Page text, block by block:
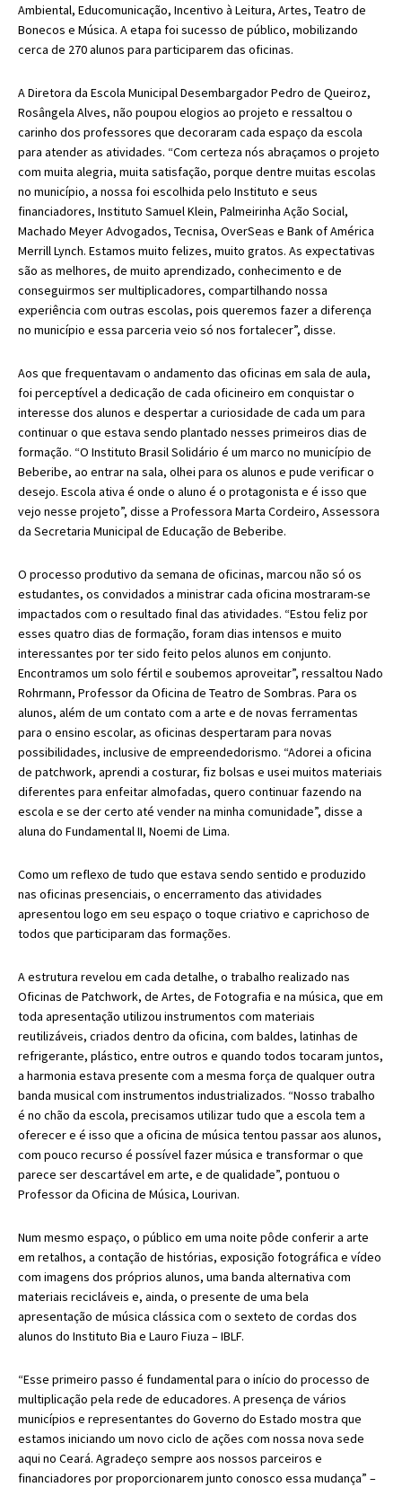
Ambiental, Educomunicação, Incentivo à Leitura, Artes, Teatro de
Bonecos e Música. A etapa foi sucesso de público, mobilizando
cerca de 270 alunos para participarem das oficinas.
A Diretora da Escola Municipal Desembargador Pedro de Queiroz,
Rosângela Alves, não poupou elogios ao projeto e ressaltou o
carinho dos professores que decoraram cada espaço da escola
para atender as atividades. “Com certeza nós abraçamos o projeto
com muita alegria, muita satisfação, porque dentre muitas escolas
no município, a nossa foi escolhida pelo Instituto e seus
financiadores, Instituto Samuel Klein, Palmeirinha Ação Social,
Machado Meyer Advogados, Tecnisa, OverSeas e Bank of América
Merrill Lynch. Estamos muito felizes, muito gratos. As expectativas
são as melhores, de muito aprendizado, conhecimento e de
conseguirmos ser multiplicadores, compartilhando nossa
experiência com outras escolas, pois queremos fazer a diferença
no município e essa parceria veio só nos fortalecer”, disse.
Aos que frequentavam o andamento das oficinas em sala de aula,
foi perceptível a dedicação de cada oficineiro em conquistar o
interesse dos alunos e despertar a curiosidade de cada um para
continuar o que estava sendo plantado nesses primeiros dias de
formação. “O Instituto Brasil Solidário é um marco no município de
Beberibe, ao entrar na sala, olhei para os alunos e pude verificar o
desejo. Escola ativa é onde o aluno é o protagonista e é isso que
vejo nesse projeto”, disse a Professora Marta Cordeiro, Assessora
da Secretaria Municipal de Educação de Beberibe.
O processo produtivo da semana de oficinas, marcou não só os
estudantes, os convidados a ministrar cada oficina mostraram-se
impactados com o resultado final das atividades. “Estou feliz por
esses quatro dias de formação, foram dias intensos e muito
interessantes por ter sido feito pelos alunos em conjunto.
Encontramos um solo fértil e soubemos aproveitar”, ressaltou Nado
Rohrmann, Professor da Oficina de Teatro de Sombras. Para os
alunos, além de um contato com a arte e de novas ferramentas
para o ensino escolar, as oficinas despertaram para novas
possibilidades, inclusive de empreendedorismo. “Adorei a oficina
de patchwork, aprendi a costurar, fiz bolsas e usei muitos materiais
diferentes para enfeitar almofadas, quero continuar fazendo na
escola e se der certo até vender na minha comunidade”, disse a
aluna do Fundamental II, Noemi de Lima.
Como um reflexo de tudo que estava sendo sentido e produzido
nas oficinas presenciais, o encerramento das atividades
apresentou logo em seu espaço o toque criativo e caprichoso de
todos que participaram das formações.
A estrutura revelou em cada detalhe, o trabalho realizado nas
Oficinas de Patchwork, de Artes, de Fotografia e na música, que em
toda apresentação utilizou instrumentos com materiais
reutilizáveis, criados dentro da oficina, com baldes, latinhas de
refrigerante, plástico, entre outros e quando todos tocaram juntos,
a harmonia estava presente com a mesma força de qualquer outra
banda musical com instrumentos industrializados. “Nosso trabalho
é no chão da escola, precisamos utilizar tudo que a escola tem a
oferecer e é isso que a oficina de música tentou passar aos alunos,
com pouco recurso é possível fazer música e transformar o que
parece ser descartável em arte, e de qualidade”, pontuou o
Professor da Oficina de Música, Lourivan.
Num mesmo espaço, o público em uma noite pôde conferir a arte
em retalhos, a contação de histórias, exposição fotográfica e vídeo
com imagens dos próprios alunos, uma banda alternativa com
materiais recicláveis e, ainda, o presente de uma bela
apresentação de música clássica com o sexteto de cordas dos
alunos do Instituto Bia e Lauro Fiuza – IBLF.
“Esse primeiro passo é fundamental para o início do processo de
multiplicação pela rede de educadores. A presença de vários
municípios e representantes do Governo do Estado mostra que
estamos iniciando um novo ciclo de ações com nossa nova sede
aqui no Ceará. Agradeço sempre aos nossos parceiros e
financiadores por proporcionarem junto conosco essa mudança” –